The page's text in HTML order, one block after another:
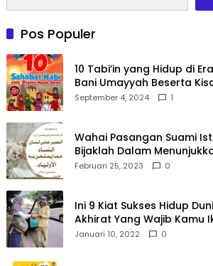
Pos Populer
10 Tabi’in yang Hidup di Era
Bani Umayyah Beserta
Teladan Mereka!
September 4, 2024 1
Wahai Pasangan Suami
Bijaklah Dalam
Kebahagiaanmu Di Publik
Februari 25, 2023 0
Ini 9 Kiat Sukses Hidup
Akhirat Yang Wajib Kamu
Januari 10, 2022 0